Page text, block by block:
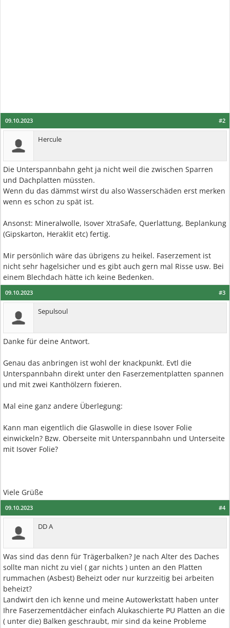
#2
09.10.2023
Hercule
Die Unterspannbahn geht ja nicht weil die zwischen Sparren
und Dachplatten müssten.
Wenn du das dämmst wirst du also Wasserschäden erst merken
wenn es schon zu spät ist.
Ansonst: Mineralwolle, Isover XtraSafe, Querlattung, Beplankung
(Gipskarton, Heraklit etc) fertig.
Mir persönlich wäre das übrigens zu heikel. Faserzement ist
nicht sehr hagelsicher und es gibt auch gern mal Risse usw. Bei
einem Blechdach hätte ich keine Bedenken.
#3
09.10.2023
Sepulsoul
Danke für deine Antwort.
Genau das anbringen ist wohl der knackpunkt. Evtl die
Unterspannbahn direkt unter den Faserzementplatten spannen
und mit zwei Kanthölzern fixieren.
Mal eine ganz andere Überlegung:
Kann man eigentlich die Glaswolle in diese Isover Folie
einwickeln? Bzw. Oberseite mit Unterspannbahn und Unterseite
mit Isover Folie?
Viele Grüße
#4
09.10.2023
DD A
Was sind das denn für Trägerbalken? Je nach Alter des Daches
sollte man nicht zu viel ( gar nichts ) unten an den Platten
rummachen (Asbest) Beheizt oder nur kurzzeitig bei arbeiten
beheizt?
Landwirt den ich kenne und meine Autowerkstatt haben unter
Ihre Faserzementdächer einfach Alukaschierte PU Platten an die
( unter die) Balken geschraubt, mir sind da keine Probleme